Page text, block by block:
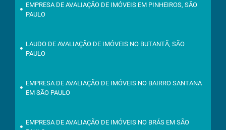
EMPRESA DE AVALIAÇÃO DE IMÓVEIS EM PINHEIROS, SÃO
PAULO
LAUDO DE AVALIAÇÃO DE IMÓVEIS NO BUTANTÃ, SÃO
PAULO
EMPRESA DE AVALIAÇÃO DE IMÓVEIS NO BAIRRO SANTANA
EM SÃO PAULO
EMPRESA DE AVALIAÇÃO DE IMÓVEIS NO BRÁS EM SÃO